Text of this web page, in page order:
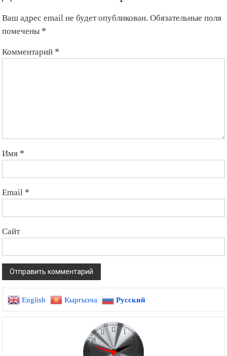
золота
Ваш адрес email не будет опубликован. Обязательные поля
помечены *
Комментарий *
Имя *
Email *
Сайт
English Кыргызча Русский